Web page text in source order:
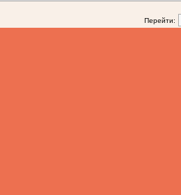
Перейти: